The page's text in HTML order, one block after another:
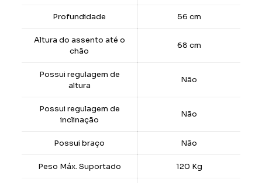
Profundidade 56 cm
Altura do assento até o
chão
68 cm
Possui regulagem de
altura
Não
Possui regulagem de
inclinação
Não
Possui braço Não
Peso Máx. Suportado 120 Kg